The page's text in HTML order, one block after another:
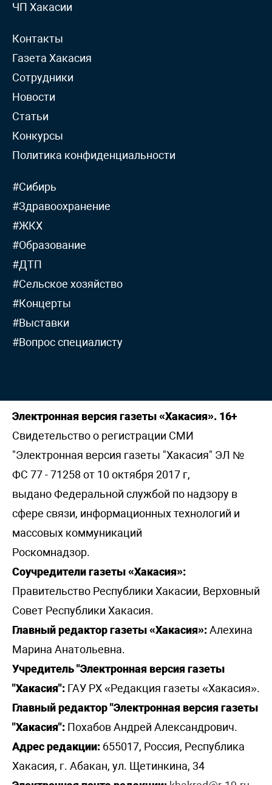
ЧП Хакасии
Контакты
Газета Хакасия
Сотрудники
Новости
Статьи
Конкурсы
Политика конфиденциальности
#Сибирь
#Здравоохранение
#ЖКХ
#Образование
#ДТП
#Сельское хозяйство
#Концерты
#Выставки
#Вопрос специалисту
Электронная версия газеты «Хакасия». 16+
Свидетельство о регистрации СМИ
"Электронная версия газеты "Хакасия" ЭЛ №
ФС 77 - 71258 от 10 октября 2017 г,
выдано Федеральной службой по надзору в
сфере связи, информационных технологий и
массовых коммуникаций
Роскомнадзор.
Соучредители газеты «Хакасия»:
Правительство Республики Хакасии, Верховный
Совет Республики Хакасия.
Главный редактор газеты «Хакасия»:Алехина
Марина Анатольевна.
Учредитель "Электронная версия газеты
"Хакасия": ГАУ РХ «Редакция газеты «Хакасия».
Главный редактор "Электронная версия газеты
"Хакасия": Похабов Андрей Александрович.
Адрес редакции: 655017, Россия, Республика
Хакасия, г. Абакан, ул. Щетинкина, 34